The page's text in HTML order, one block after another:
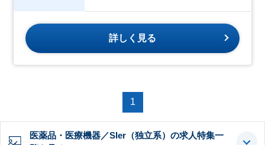
詳しく見る
1
医薬品・医療機器／SIer（独立系）の求人特集一